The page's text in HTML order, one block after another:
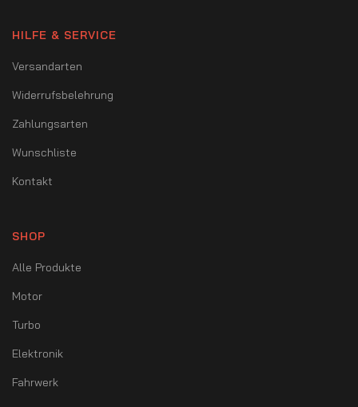
HILFE & SERVICE
Versandarten
Widerrufsbelehrung
Zahlungsarten
Wunschliste
Kontakt
SHOP
Alle Produkte
Motor
Turbo
Elektronik
Fahrwerk